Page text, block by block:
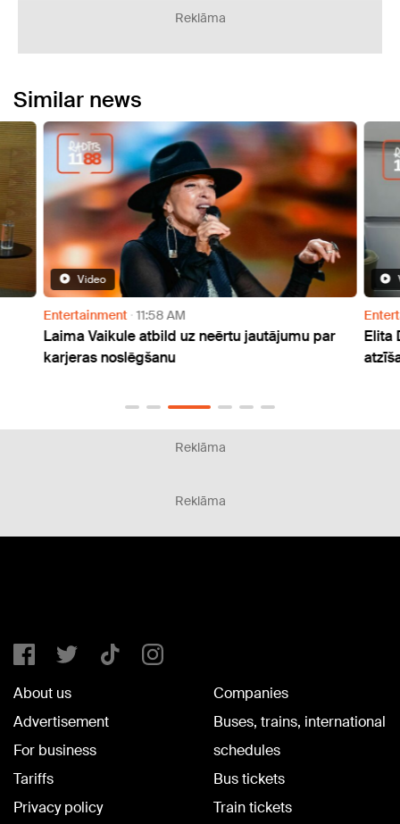
Reklāma
Similar news
Video
Entertainment 11:58 AM
Laima Vaikule atbild uz neērtu jautājumu par
karjeras noslēgšanu
Elita
Reklāma
Reklāma
About us
Advertisement
For business
Tariffs
Privacy policy
Companies
Buses, trains, international
schedules
Bus tickets
Train tickets